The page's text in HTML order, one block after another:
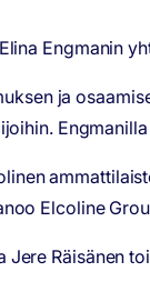
Engmanin
ja
Elcoline
Jere Räisänen